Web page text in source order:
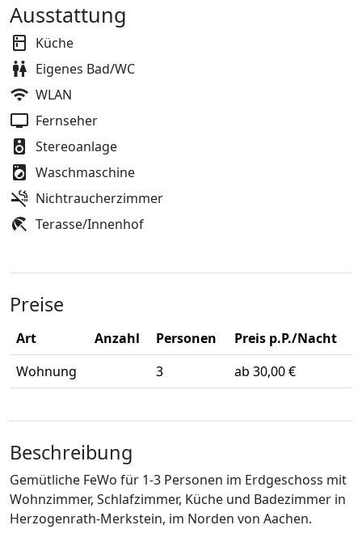
Ausstattung
Küche
Eigenes Bad/WC
WLAN
Fernseher
Stereoanlage
Waschmaschine
Nichtraucherzimmer
Terasse/Innenhof
Preise
Art Anzahl Personen
Preis p.P./Nacht
Wohnung
3 ab 30,00 €
Beschreibung
Gemütliche FeWo für 1-3 Personen im Erdgeschoss mit
Wohnzimmer, Schlafzimmer, Küche und Badezimmer in
Herzogenrath-Merkstein, im Norden von Aachen.